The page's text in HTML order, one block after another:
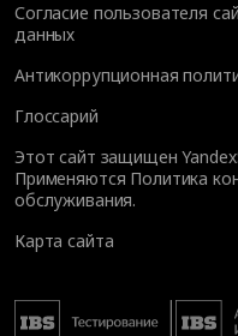
Согласие пользователя
данных
Антикоррупционная
Глоссарий
Этот сайт защищен
Применяются Политика
обслуживания.
Карта сайта